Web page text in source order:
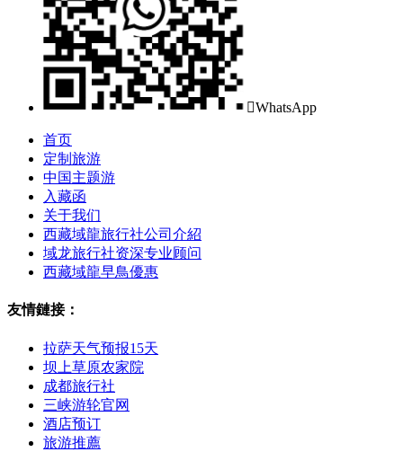
WhatsApp
首页
定制旅游
中国主题游
入藏函
关于我们
西藏域龍旅行社公司介紹
域龙旅行社资深专业顾问
西藏域龍早鳥優惠
友情鏈接：
拉萨天气预报15天
坝上草原农家院
成都旅行社
三峡游轮官网
酒店预订
旅游推薦